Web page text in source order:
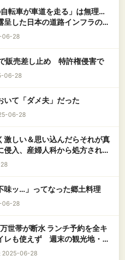
自転車が車道を走る」は無理…
呈した日本の道路インフラの欠
06-28
販売差し止め 特許権侵害で
06-28
いて「ダメ夫」だった
06-28
激しい＆思い込んだらそれが真
入、産婦人科から処方された
避妊薬だわ！」って勝手に思い
味ッ…」ってなった郷土料理
06-28
世帯が断水 ランチ予約を全キ
も使えず 週末の観光地・鎌
2025-06-28